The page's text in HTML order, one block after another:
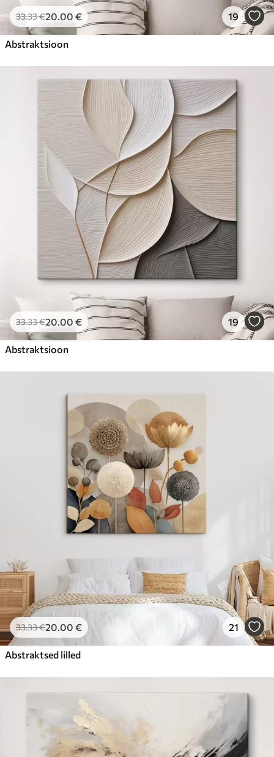
33.33€20.00 € 19
Abstraktsioon
33.33€20.00 € 19
Abstraktsioon
33.33€20.00 € 21
Abstraktsed lilled